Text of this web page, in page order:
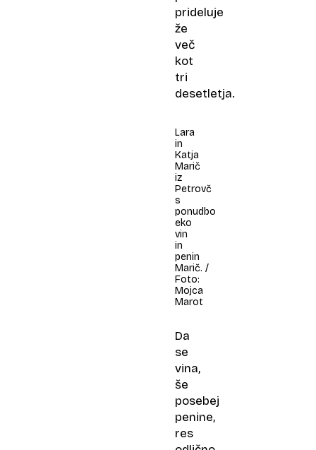
prideluje
že
več
kot
tri
desetletja.
Lara
in
Katja
Marič
iz
Petrovč
s
ponudbo
eko
vin
in
penin
Marič. /
Foto:
Mojca
Marot
Da
se
vina,
še
posebej
penine,
res